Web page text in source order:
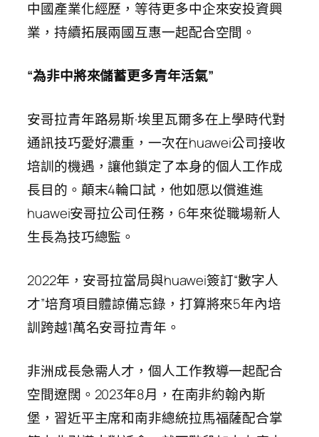
中國產業化經歷，等待更多中企來安投資興
業，持續拓展兩國互惠一起配合空間。
“為非中將來儲蓄更多青年活氣”
安哥拉青年路易斯·埃里瓦爾多在上學時代對
通訊技巧愛好濃重，一次在huawei公司接收
培訓的機遇，讓他鎖定了本身的個人工作成
長目的。顛末4輪口試，他如愿以償進進
huawei安哥拉公司任務，6年來從職場新人
生長為技巧總監。
2022年，安哥拉當局與huawei簽訂“數字人
才”培育項目體諒備忘錄，打算將來5年內培
訓跨越1萬名安哥拉青年。
非洲成長急需人才，個人工作教導一起配合
空間遼闊。2023年8月，在南非約翰內斯
堡，習近平主席和南非總統拉馬福薩配合掌